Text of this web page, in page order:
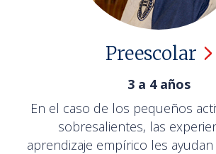
Preescolar
3 a 4 años
En el caso de los pequeños
sobresalientes, las
aprendizaje empírico les